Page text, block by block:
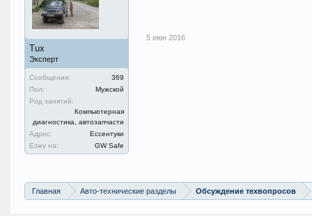
Tux
Эксперт
Сообщения:
369
Пол:
Мужской
Род занятий:
Компьютерная
диагностика, автозапчасти
Адрес:
Ессентуки
Езжу на:
GW Safe
5 июн 2016
Главная Авто-технические разделы Обсуждение техвопросов